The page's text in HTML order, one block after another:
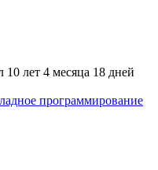
10 лет 4 месяца 18 дней